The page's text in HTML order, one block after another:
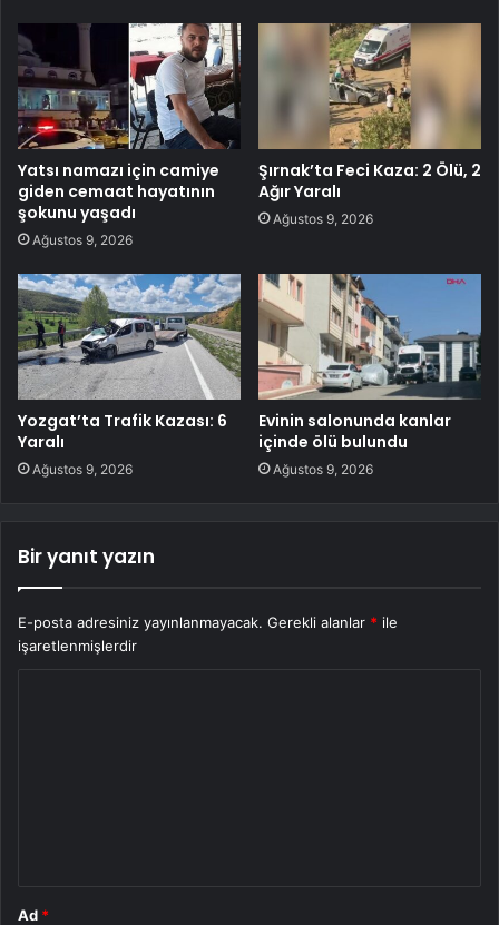
Yatsı namazı için camiye
giden cemaat hayatının
şokunu yaşadı
Ağustos 9, 2026
Şırnak’ta Feci Kaza: 2 Ölü, 2
Ağır Yaralı
Ağustos 9, 2026
Yozgat’ta Trafik Kazası: 6
Yaralı
Ağustos 9, 2026
Evinin salonunda kanlar
içinde ölü bulundu
Ağustos 9, 2026
Bir yanıt yazın
E-posta adresiniz yayınlanmayacak. Gerekli alanlar * ile
işaretlenmişlerdir
Ad *